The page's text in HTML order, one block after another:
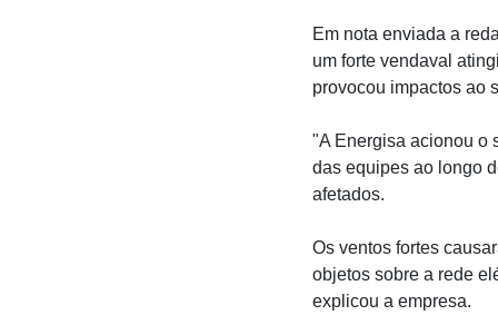
Em nota enviada a
um forte vendaval
provocou impactos ao
"A Energisa acionou o
das equipes ao longo
afetados.
Os ventos fortes
objetos sobre a rede
explicou a empresa.